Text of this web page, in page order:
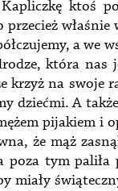
ktoś
przecież
a we
która nas
krzyż na swoje
dziećmi. A
pijakiem i
że mąż
tym
miały